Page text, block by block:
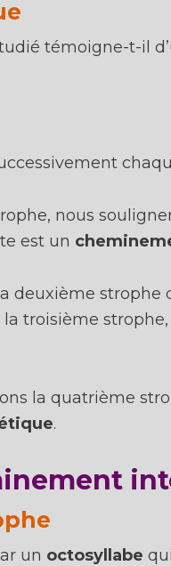
témoigne-t-il
nous
est un
deuxième strophe
la troisième
la quatrième
.
un octosyllabe